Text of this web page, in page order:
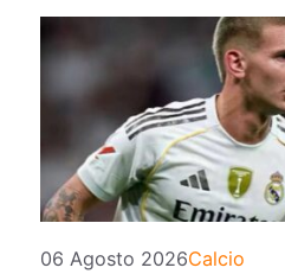
06 Agosto 2026Categorie
Calcio